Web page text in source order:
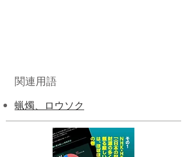
関連用語
蝋燭、ロウソク